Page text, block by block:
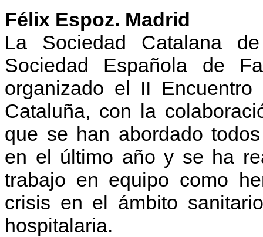
Félix Espoz. Madrid
La Sociedad Catalana
Sociedad Española de
organizado el II
Cataluña, con la
que se han abordado
en el último año y se ha
trabajo en equipo como
crisis en el ámbito
hospitalaria.